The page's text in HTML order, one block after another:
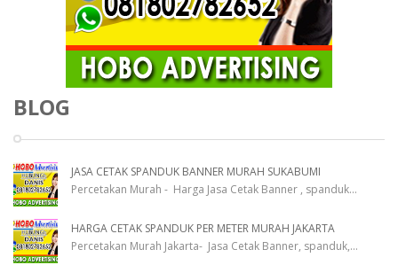
BLOG
JASA CETAK SPANDUK BANNER MURAH SUKABUMI
Percetakan Murah - Harga Jasa Cetak Banner , spanduk...
HARGA CETAK SPANDUK PER METER MURAH JAKARTA
Percetakan Murah Jakarta- Jasa Cetak Banner, spanduk,...